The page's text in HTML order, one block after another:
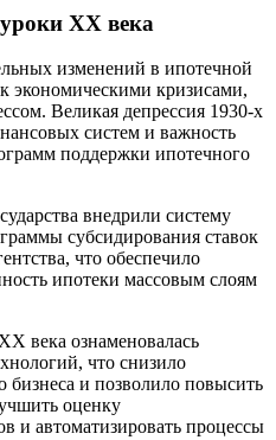
XX века
изменений в ипотечной
экономическими кризисами,
Великая депрессия 1930-х
систем и важность
поддержки ипотечного
внедрили систему
субсидирования ставок
что обеспечило
ипотеки массовым слоям
века ознаменовалась
что снизило
бизнеса и позволило повысить
оценку
и автоматизировать процессы